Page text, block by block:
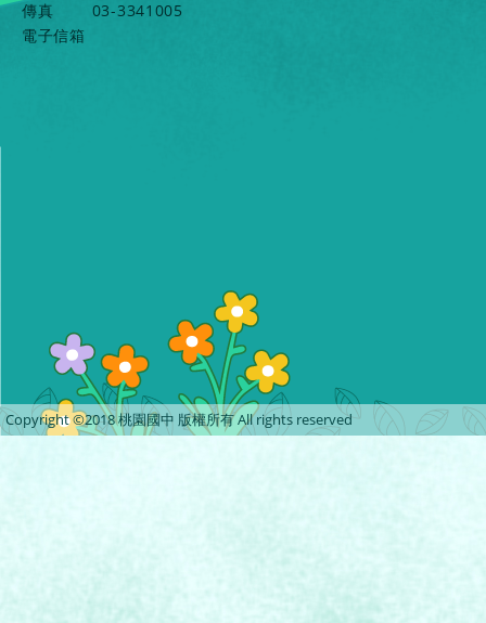
傳真
03-3341005
電子信箱
Copyright ©2018 桃園國中 版權所有 All rights reserved